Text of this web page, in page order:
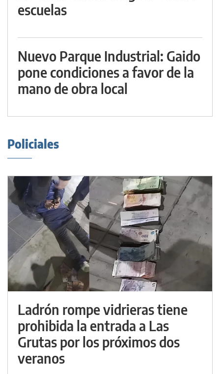
escuelas
Nuevo Parque Industrial: Gaido
pone condiciones a favor de la
mano de obra local
Policiales
Ladrón rompe vidrieras tiene
prohibida la entrada a Las
Grutas por los próximos dos
veranos